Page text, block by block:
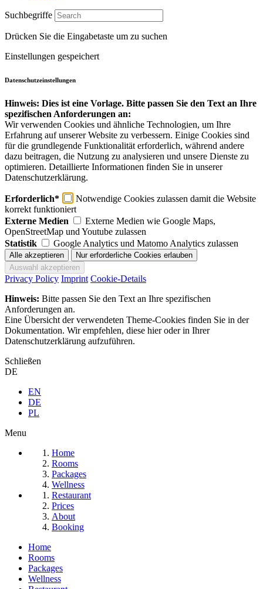
Suchbegriffe
Drücken Sie die Eingabetaste um zu suchen
Einstellungen gespeichert
Datenschutzeinstellungen
Hinweis: Dies ist eine Vorlage. Bitte passen Sie den Text an Ihre
spezifischen Anforderungen an:
Wir verwenden Cookies und ähnliche Technologien, um Ihre
Erfahrung auf unserer Website zu verbessern. Einige Cookies sind
für die grundlegende Funktionalität erforderlich, während andere
dazu beitragen, die Nutzung zu analysieren und unsere Dienste zu
optimieren. Detaillierte Informationen finden Sie in unserer
Datenschutzerklärung.
Erforderlich*
Notwendige Cookies zulassen damit die Website
korrekt funktioniert
Externe Medien
Externe Medien wie Google Maps,
OpenStreetMap und Youtube zulassen
Statistik
Google Analytics und Matomo Analytics zulassen
Privacy Policy Imprint Cookie-Details
Hinweis: Bitte passen Sie den Text an Ihre spezifischen
Anforderungen an.
Eine Übersicht der verwendeten Theme-Cookies finden Sie in der
Dokumentation. Wir empfehlen, diese hier oder in Ihrer
Datenschutzerklärung aufzuführen.
Schließen
DE
EN
DE
PL
Menu
Home
Rooms
Packages
Wellness
Restaurant
Prices
About
Booking
Home
Rooms
Packages
Wellness